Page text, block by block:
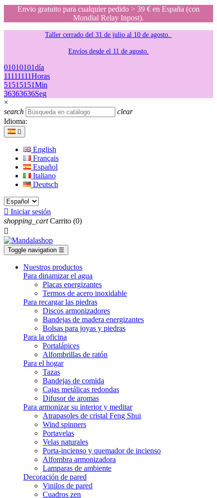
Envio gratuito para cualquier pedido > 39 € en España (con
Mondial Relay Inpost).
Taller cerrado del 31 de julio al 10 de agosto.
Envíos desde el 11 de agosto.
01010101día
11111111Horas
51 51 51 51Min
36363636Seg
×
search
clear
Idioma:

English
Français
Español
Italiano
Deutsch
 Iniciar sesión
shopping_cart Carrito (0)

Toggle navigation ☰
Nuestros productos
Para dinamizar el agua
Placas energizantes
Termos de acero inoxidable
Para recargar las piedras
Discos armonizadores
Bandejas de madera energizantes
Bolsas para joyas y piedras
Para la oficina
Portalápices
Alfombrillas de ratón
Para el hogar
Tazas
Bandejas de comida
Cajas metálicas redondas
Difusor de aromas
Para armonizar su interior y meditar
Atrapasoles de cristal Feng Shui
Wind spinners
Portavelas
Velas naturales
Porta-incienso y quemador de incienso
Alfombra armonizadora
Lamparas de ambiente
Decoración de pared
Vinilos de pared
Cuadros zen